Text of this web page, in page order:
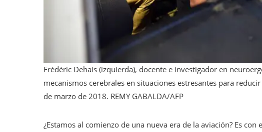
Frédéric Dehais (izquierda), docente e investigador en
mecanismos cerebrales en situaciones estresantes para
de marzo de 2018. REMY GABALDA/AFP
¿Estamos al comienzo de una nueva era de la aviación? Es